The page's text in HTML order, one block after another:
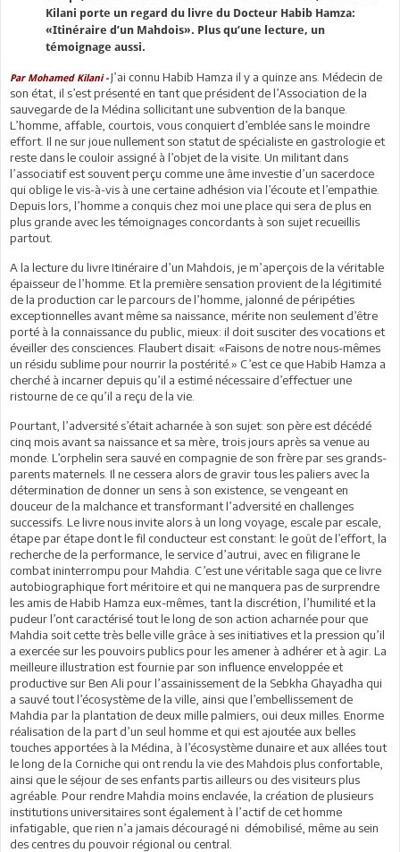
Kilani porte un regard du livre du Docteur Habib Hamza:
«Itinéraire d’un Mahdois». Plus qu’une lecture, un
témoignage aussi.
Par Mohamed Kilani -J’ai connu Habib Hamza il y a quinze ans. Médecin de
son état, il s’est présenté en tant que président de l’Association de la
sauvegarde de la Médina sollicitant une subvention de la banque.
L’homme, affable, courtois, vous conquiert d’emblée sans le moindre
effort. Il ne sur joue nullement son statut de spécialiste en gastrologie et
reste dans le couloir assigné à l’objet de la visite. Un militant dans
l’associatif est souvent perçu comme une âme investie d’un sacerdoce
qui oblige le vis-à-vis à une certaine adhésion via l’écoute et l’empathie.
Depuis lors, l’homme a conquis chez moi une place qui sera de plus en
plus grande avec les témoignages concordants à son sujet recueillis
partout.
A la lecture du livre Itinéraire d’un Mahdois, je m’aperçois de la véritable
épaisseur de l’homme. Et la première sensation provient de la légitimité
de la production car le parcours de l’homme, jalonné de péripéties
exceptionnelles avant même sa naissance, mérite non seulement d’être
porté à la connaissance du public, mieux: il doit susciter des vocations et
éveiller des consciences. Flaubert disait: «Faisons de notre nous-mêmes
un résidu sublime pour nourrir la postérité.» C’est ce que Habib Hamza a
cherché à incarner depuis qu’il a estimé nécessaire d’effectuer une
ristourne de ce qu’il a reçu de la vie.
Pourtant, l’adversité s’était acharnée à son sujet: son père est décédé
cinq mois avant sa naissance et sa mère, trois jours après sa venue au
monde. L’orphelin sera sauvé en compagnie de son frère par ses grands-
parents maternels. Il ne cessera alors de gravir tous les paliers avec la
détermination de donner un sens à son existence, se vengeant en
douceur de la malchance et transformant l’adversité en challenges
successifs. Le livre nous invite alors à un long voyage, escale par escale,
étape par étape dont le fil conducteur est constant: le goût de l’effort, la
recherche de la performance, le service d’autrui, avec en filigrane le
combat ininterrompu pour Mahdia. C’est une véritable saga que ce livre
autobiographique fort méritoire et qui ne manquera pas de surprendre
les amis de Habib Hamza eux-mêmes, tant la discrétion, l’humilité et la
pudeur l’ont caractérisé tout le long de son action acharnée pour que
Mahdia soit cette très belle ville grâce à ses initiatives et la pression qu’il
a exercée sur les pouvoirs publics pour les amener à adhérer et à agir. La
meilleure illustration est fournie par son influence enveloppée et
productive sur Ben Ali pour l’assainissement de la Sebkha Ghayadha qui
a sauvé tout l’écosystème de la ville, ainsi que l’embellissement de
Mahdia par la plantation de deux mille palmiers, oui deux milles. Enorme
réalisation de la part d’un seul homme et qui est ajoutée aux belles
touches apportées à la Médina, à l’écosystème dunaire et aux allées tout
le long de la Corniche qui ont rendu la vie des Mahdois plus confortable,
ainsi que le séjour de ses enfants partis ailleurs ou des visiteurs plus
agréable. Pour rendre Mahdia moins enclavée, la création de plusieurs
institutions universitaires sont également à l’actif de cet homme
infatigable, que rien n’a jamais découragé ni démobilisé, même au sein
des centres du pouvoir régional ou central.